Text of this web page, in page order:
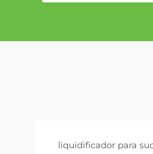
liquidificador para